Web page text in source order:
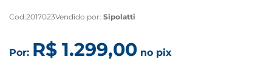
Cod:2017023Vendido por: Sipolatti
Por: R$ 1.299,00 no pix